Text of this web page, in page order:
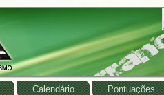
Calendário Pontuações